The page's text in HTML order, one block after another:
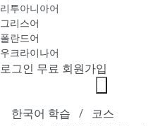
리투아니아어
그리스어
폴란드어
우크라이나어
로그인 무료 회원가입
한국어 학습
코스